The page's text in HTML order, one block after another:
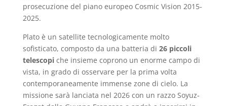
prosecuzione del piano europeo Cosmic Vision 2015-
2025.
Plato è un satellite tecnologicamente molto
sofisticato, composto da una batteria di 26 piccoli
telescopiche insieme coprono un enorme campo di
vista, in grado di osservare per la prima volta
contemporaneamente immense zone di cielo. La
missione sarà lanciata nel 2026 con un razzo Soyuz-